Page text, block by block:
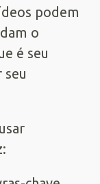
podem
o
é seu
seu